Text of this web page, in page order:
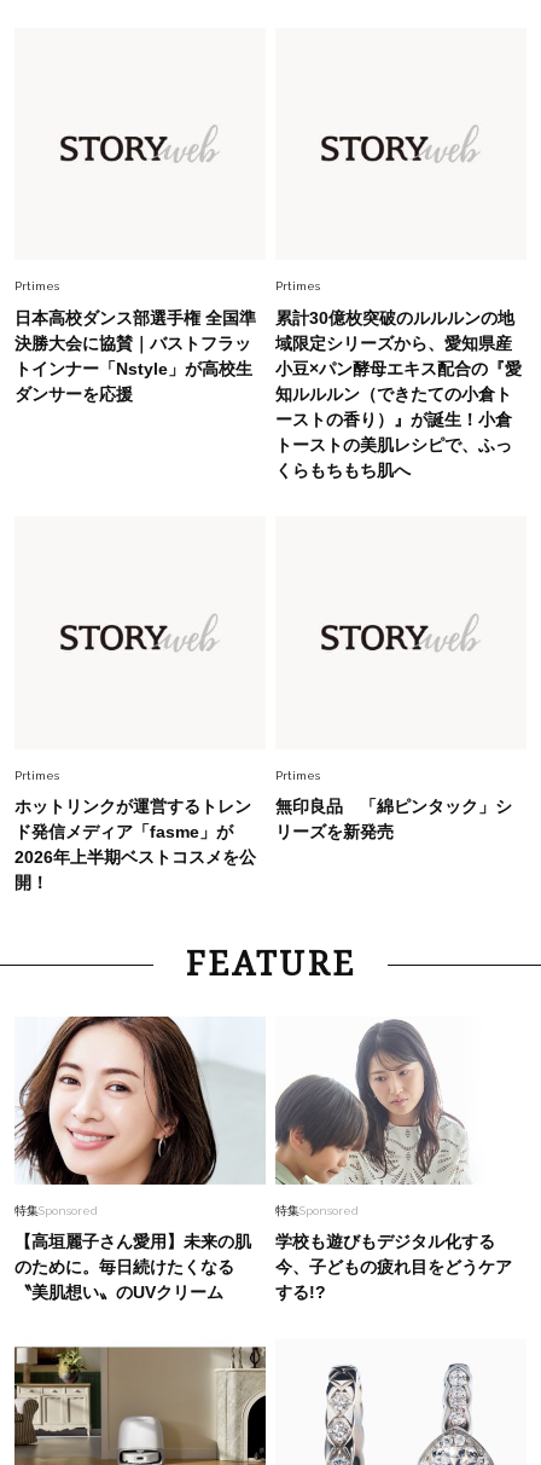
Fashion 2026.5.29
今、40代の「メガネ＆サングラス」のトレンド
に更新あり！“黒ぶち以外”が新定番に
オシャレ40代の【ワンピ＆オールインワン】最
旬着こなし3選。地味見え回避のコツは「バッグ
Prtimes
日本高校ダンス部選手権 全国準
決勝大会に協賛｜バストフラッ
トインナー「Nstyle」が高校生
ダンサーを応援
Prtimes
累計30億枚突破のルルルンの地
域限定シリーズから、愛知県産
小豆×パン酵母エキス配合の『愛
知ルルルン（できたての小倉ト
ーストの香り）』が誕生！小倉
トーストの美肌レシピで、ふっ
くらもちもち肌へ
Prtimes
ホットリンクが運営するトレン
ド発信メディア「fasme」が
2026年上半期ベストコスメを公
開！
Prtimes
無印良品 「綿ピンタック」シ
リーズを新発売
FEATURE
特集Sponsored
【高垣麗子さん愛用】未来の肌
のために。毎日続けたくなる
〝美肌想い〟のUVクリーム
特集Sponsored
学校も遊びもデジタル化する
今、子どもの疲れ目をどうケア
する!?